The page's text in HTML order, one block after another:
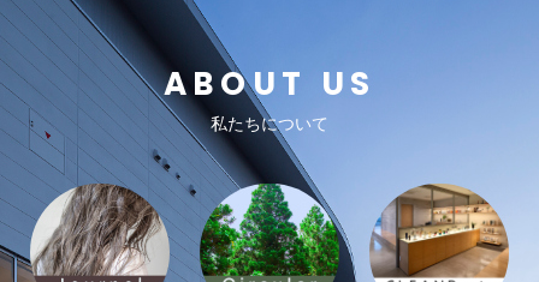
ABOUT US
私たちについて